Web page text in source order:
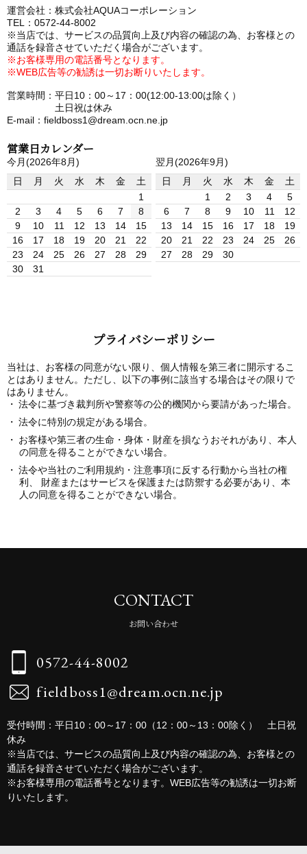
運営会社：株式会社AQUAコーポレーション
TEL：0572-44-8002
※当店では、サービスの品質向上及び内容の確認の為、お客様との
通話を録音させていただく場合がございます。
※お客様専用の電話番号となります。
※WEB広告等の勧誘は一切お断りいたします。
営業時間：平日10：00～17：00(12:00-13:00は除く）
土日祝は休み
E-mail：fieldboss1@dream.ocn.ne.jp
営業日カレンダー
今月(2026年8月)
日
月 火 水 木 金
土
1
2
3 4 5 6 7
8
9
10 11 12 13 14
15
16
17 18 19 20 21
22
23
24 25 26 27 28
29
30
31
翌月(2026年9月)
日
月 火 水 木 金
土
1
2 3 4
5
6
7 8 9 10 11
12
13
14 15 16 17 18
19
20
21 22 23 24 25
26
27
28 29 30
プライバシーポリシー
当社は、お客様の同意がない限り、個人情報を第三者に開示するこ
とはありません。ただし、以下の事例に該当する場合はその限りで
はありません。
法令に基づき裁判所や警察等の公的機関から要請があった場合。
法令に特別の規定がある場合。
お客様や第三者の生命・身体・財産を損なうおそれがあり、本人
の同意を得ることができない場合。
法令や当社のご利用規約・注意事項に反する行動から当社の権
利、 財産またはサービスを保護または防禦する必要があり、本
人の同意を得ることができない場合。
CONTACT
お問い合わせ
0572-44-8002
fieldboss1@dream.ocn.ne.jp
受付時間：平日10：00～17：00（12：00～13：00除く） 土日祝
休み
※当店では、サービスの品質向上及び内容の確認の為、お客様との
通話を録音させていただく場合がございます。
※お客様専用の電話番号となります。WEB広告等の勧誘は一切お断
りいたします。